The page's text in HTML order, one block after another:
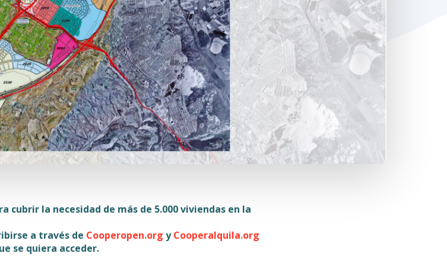
cubrir la necesidad de más de 5.000 viviendas en la
a través de Cooperopen.org yCooperalquila.org
se quiera acceder.